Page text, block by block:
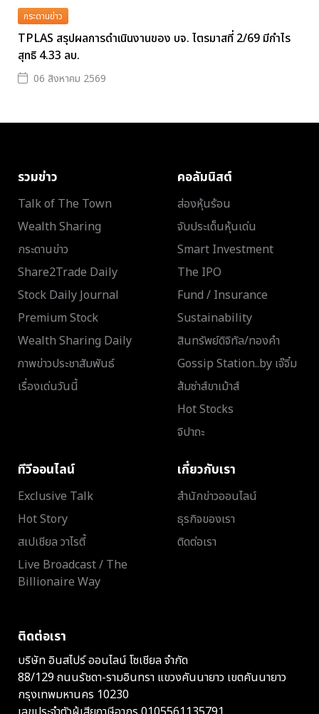
กระดานข่าว
TPLAS สรุปผลการดำเนินงานของ บจ. ไตรมาสที่ 2/69 มีกำไร
สุทธิ 4.33 ลบ.
06 สิงหาคม 2569
รวมข่าว
Talk of The Town
Wealth Sharing
กระดานข่าว
Share2Trade Daily
Stock Daily Journal
Premium Stock
Wealth Sharing Daily
ภาพข่าวประชาสัมพันธ์
เรื่องเด่นวันนี้
คอลัมนิสต์
ส่องหุ้นร้อน
จับประเด็นหุ้นเด่น
Smart Investment
The IPO
Fund / Insurance
Sustainability
สินทรัพย์ดิจิทัล/ทองคำ
Gossip Station..by เจ๊จิ๋ม
ส้มซ่าส์ขาเม้าส์
Hot Stocks
จิปาถะ
ทีวีออนไลน์
Exclusive Talk
Hot Story
สเปเชียล วาไรตี้
Live Broadcast / The
Billionaire Way
เกี่ยวกับเรา
สำนักข่าวออนไลน์
ธุรกิจของเรา
ติดต่อเรา
ติดต่อเรา
บริษัท อินสไปร์ ออนไลน์ โซเชียล จำกัด
88/129 ถนนรัชดา-รามอินทรา แขวงคันนายาว เขตคันนายาว
กรุงเทพมหานคร 10230